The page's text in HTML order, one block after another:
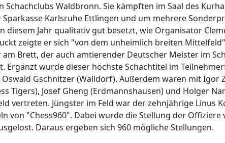
Schachclubs Waldbronn. Sie kämpften im Saal des
Karlsruhe Ettlingen und um mehrere
diesem Jahr qualitativ gut besetzt, wie Organisator
zeigte er sich "von dem unheimlich breiten
Brett, der auch amtierender Deutscher Meister im
Ergänzt wurde dieser höchste Schachtitel im
Gschnitzer (Walldorf). Außerdem waren mit Igor
Tigers), Josef Gheng (Erdmannshausen) und Holger
vertreten. Jüngster im Feld war der zehnjährige Linus
von "Chess960". Dabei wurde die Stellung der
Daraus ergeben sich 960 mögliche Stellungen.